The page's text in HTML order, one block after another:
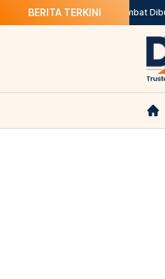
BERITA TERKINI
Itu Faktur Pajak Terlambat Dibuat?